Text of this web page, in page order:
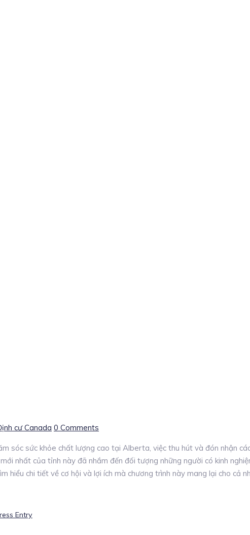
cư Canada 0 Comments
sóc sức khỏe chất lượng cao tại Alberta, việc thu hút và đón nhận
nhất của tỉnh này đã nhắm đến đối tượng những người có kinh
hiểu chi tiết về cơ hội và lợi ích mà chương trình này mang lại cho cả
Entry